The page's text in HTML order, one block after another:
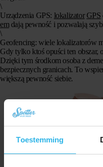
Toestemming
\
Urządzenia GPS: lokalizator GPS
em dają pewność i pozwalają
\
Geofencing: wiele lokalizatorów
Gdy tylko ktoś opuści ten
Dzięki tym środkom osoba z
bezpiecznych granicach. To
większą pewność siebie.